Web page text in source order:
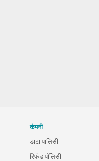
कंपनी
डाटा पालिसी
रिफंड पॉलिसी